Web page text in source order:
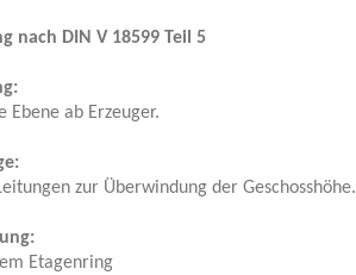
nach DIN V 18599 Teil 5
Ebene ab Erzeuger.
zur Überwindung der Geschosshöhe.
Etagenring